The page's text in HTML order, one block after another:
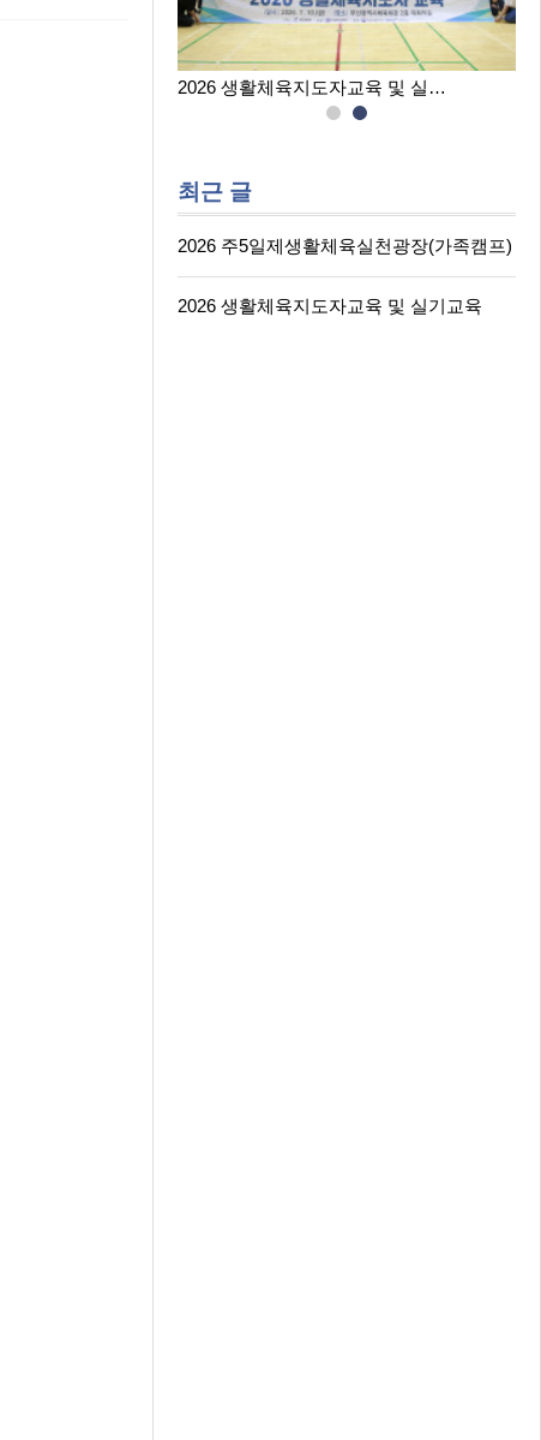
2026 생활체육지도자교육 및 실…
최근 글
2026 주5일제생활체육실천광장(가족캠프)
2026 생활체육지도자교육 및 실기교육